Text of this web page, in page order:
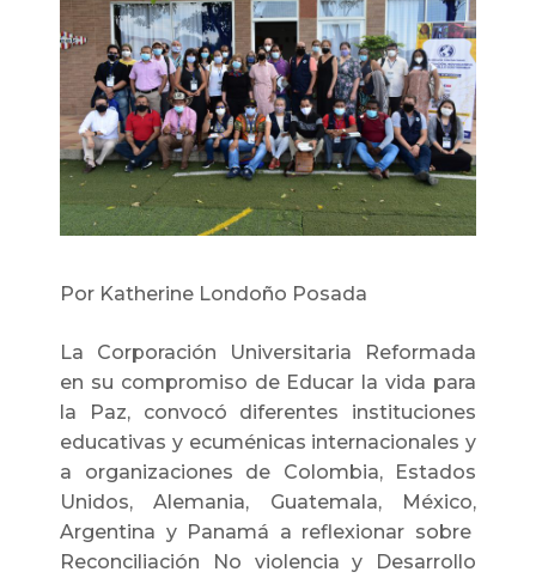
Por Katherine Londoño Posada
La Corporación Universitaria Reformada
en su compromiso de Educar la vida para
la Paz, convocó diferentes instituciones
educativas y ecuménicas internacionales y
a organizaciones de Colombia, Estados
Unidos, Alemania, Guatemala, México,
Argentina y Panamá a reflexionar sobre
Reconciliación No violencia y Desarrollo